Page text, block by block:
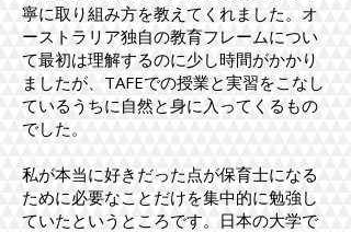
寧に取り組み方を教えてくれました。オ
ーストラリア独自の教育フレームについ
て最初は理解するのに少し時間がかかり
ましたが、TAFEでの授業と実習をこなし
ているうちに自然と身に入ってくるもの
でした。
私が本当に好きだった点が保育士になる
ために必要なことだけを集中的に勉強し
ていたというところです。日本の大学で